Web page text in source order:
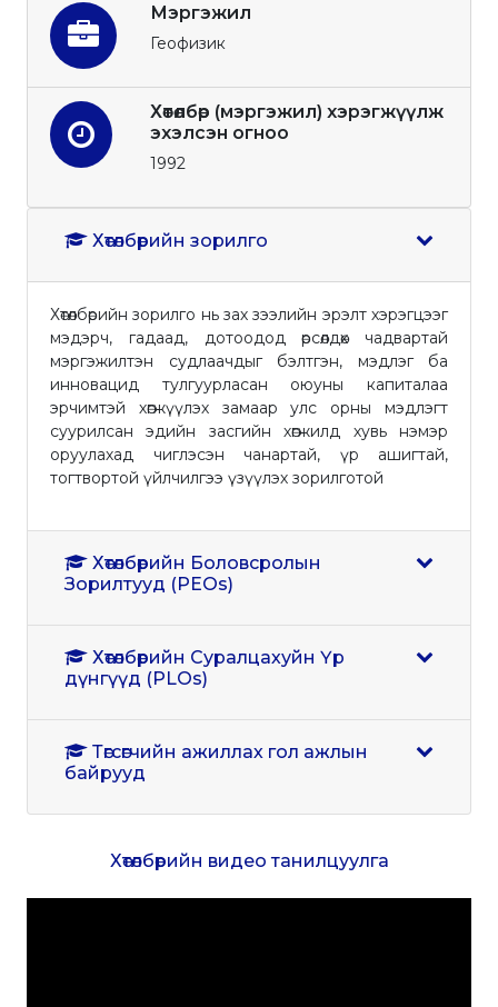
Мэргэжил
Геофизик
Хөтөлбөр (мэргэжил) хэрэгжүүлж
эхэлсэн огноо
1992
Хөтөлбөрийн зорилго
Хөтөлбөрийн зорилго нь зах зээлийн эрэлт хэрэгцээг
мэдэрч, гадаад, дотоодод өрсөлдөх чадвартай
мэргэжилтэн судлаачдыг бэлтгэн, мэдлэг ба
инновацид тулгуурласан оюуны капиталаа
эрчимтэй хөгжүүлэх замаар улс орны мэдлэгт
суурилсан эдийн засгийн хөгжилд хувь нэмэр
оруулахад чиглэсэн чанартай, үр ашигтай,
тогтвортой үйлчилгээ үзүүлэх зорилготой
Зорилтууд (PEOs)
дүнгүүд (PLOs)
байрууд
Хөтөлбөрийн видео танилцуулга